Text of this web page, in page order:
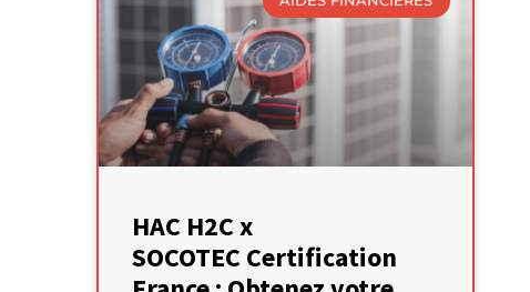
HAC H2C x
SOCOTEC Certification